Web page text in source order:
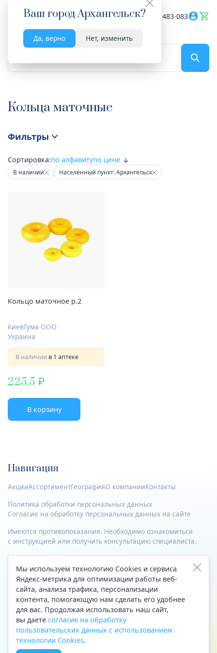
Ваш городАрхангельск?
Да, верно Нет, изменить
Весь сайт 8182 483-083
Кольца маточные
Фильтры
Сортировка:по алфавитупо цене
В наличии Населенный пункт: Архангельск
Кольцо маточное р.2
КиевГума ООО
Украина
В наличии в 1 аптеке
225,5
В корзину
Навигация
АкцииАссортиментГеографияО компанииКонтакты
Политика обработки персональных данных
Согласие на обработку персональных данных на сайте
Имеются противопоказания. Необходимо ознакомиться
с инструкцией или получить консультацию специалиста.
© 2023—2026 Все права защищены.
Адрес
Архангельск, ул. Папанина, д. 19 (вход в здание со стороны
автоцентра «Тойота»)
Приемная Генерального директора
Телефон
+7 (8182) 63-60-31
Факс
+7 (8182) 68-66-71
Мы используем технологию Cookies и сервиса
Яндекс-метрика для оптимизации работы веб-
сайта, анализа трафика, персонализации
контента, помогающую нам сделать его удобнее
для вас. Продолжая использовать наш сайт,
вы даете согласие на обработку
пользовательских данных с использованием
технологии Cookies.